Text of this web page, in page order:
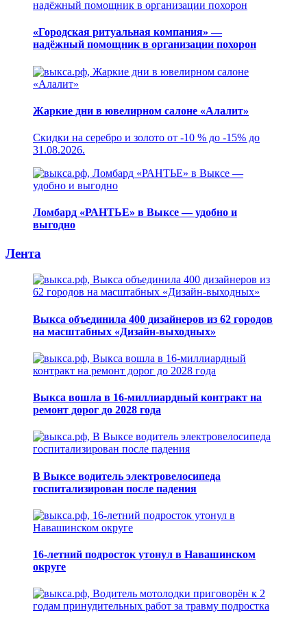
«Городская ритуальная компания» —
надёжный помощник в организации похорон
Жаркие дни в ювелирном салоне «Алалит»
Скидки на серебро и золото от -10 % до -15% до
31.08.2026.
Ломбард «РАНТЬЕ» в Выксе — удобно и
выгодно
Лента
Выкса объединила 400 дизайнеров из 62 городов
на масштабных «Дизайн-выходных»
Выкса вошла в 16-миллиардный контракт на
ремонт дорог до 2028 года
В Выксе водитель электровелосипеда
госпитализирован после падения
16-летний подросток утонул в Навашинском
округе